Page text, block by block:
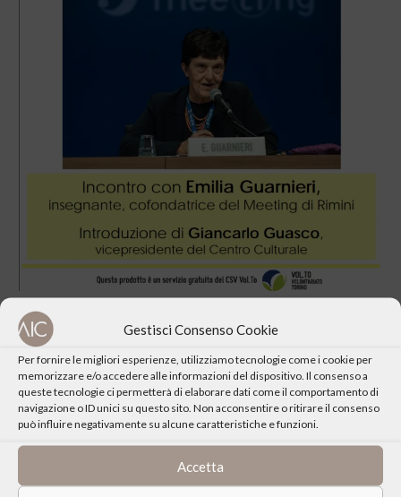
Gestisci Consenso Cookie
Per fornire le migliori esperienze, utilizziamo tecnologie come i cookie per
memorizzare e/o accedere alle informazioni del dispositivo. Il consenso a
queste tecnologie ci permetterà di elaborare dati come il comportamento di
navigazione o ID unici su questo sito. Non acconsentire o ritirare il consenso
può influire negativamente su alcune caratteristiche e funzioni.
Accetta
CONDIVIDI QUESTO EVENTO